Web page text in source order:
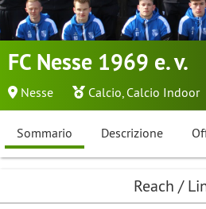
FC Nesse 1969 e. v.
Nesse Calcio, Calcio Indoor
Sommario Descrizione
Reach /